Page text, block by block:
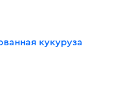
кукуруза